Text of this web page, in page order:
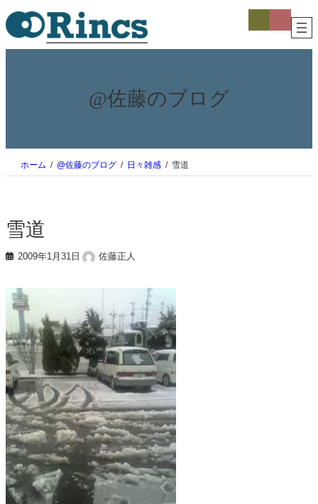
内
容
を
ス
コ
コ
@佐藤のブログ
ホーム @佐藤のブログ 日々雑感 雪道
雪道
2009年1月31日 佐藤正人